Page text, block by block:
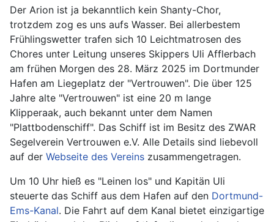
Der Arion ist ja bekanntlich kein Shanty-Chor,
trotzdem zog es uns aufs Wasser. Bei allerbestem
Frühlingswetter trafen sich 10 Leichtmatrosen des
Chores unter Leitung unseres Skippers Uli Afflerbach
am frühen Morgen des 28. März 2025 im Dortmunder
Hafen am Liegeplatz der "Vertrouwen". Die über 125
Jahre alte "Vertrouwen" ist eine 20 m lange
Klipperaak, auch bekannt unter dem Namen
"Plattbodenschiff". Das Schiff ist im Besitz des ZWAR
Segelverein Vertrouwen e.V. Alle Details sind liebevoll
auf der Webseite des Vereins zusammengetragen.
Um 10 Uhr hieß es "Leinen los" und Kapitän Uli
steuerte das Schiff aus dem Hafen auf den Dortmund-
Ems-Kanal. Die Fahrt auf dem Kanal bietet einzigartige